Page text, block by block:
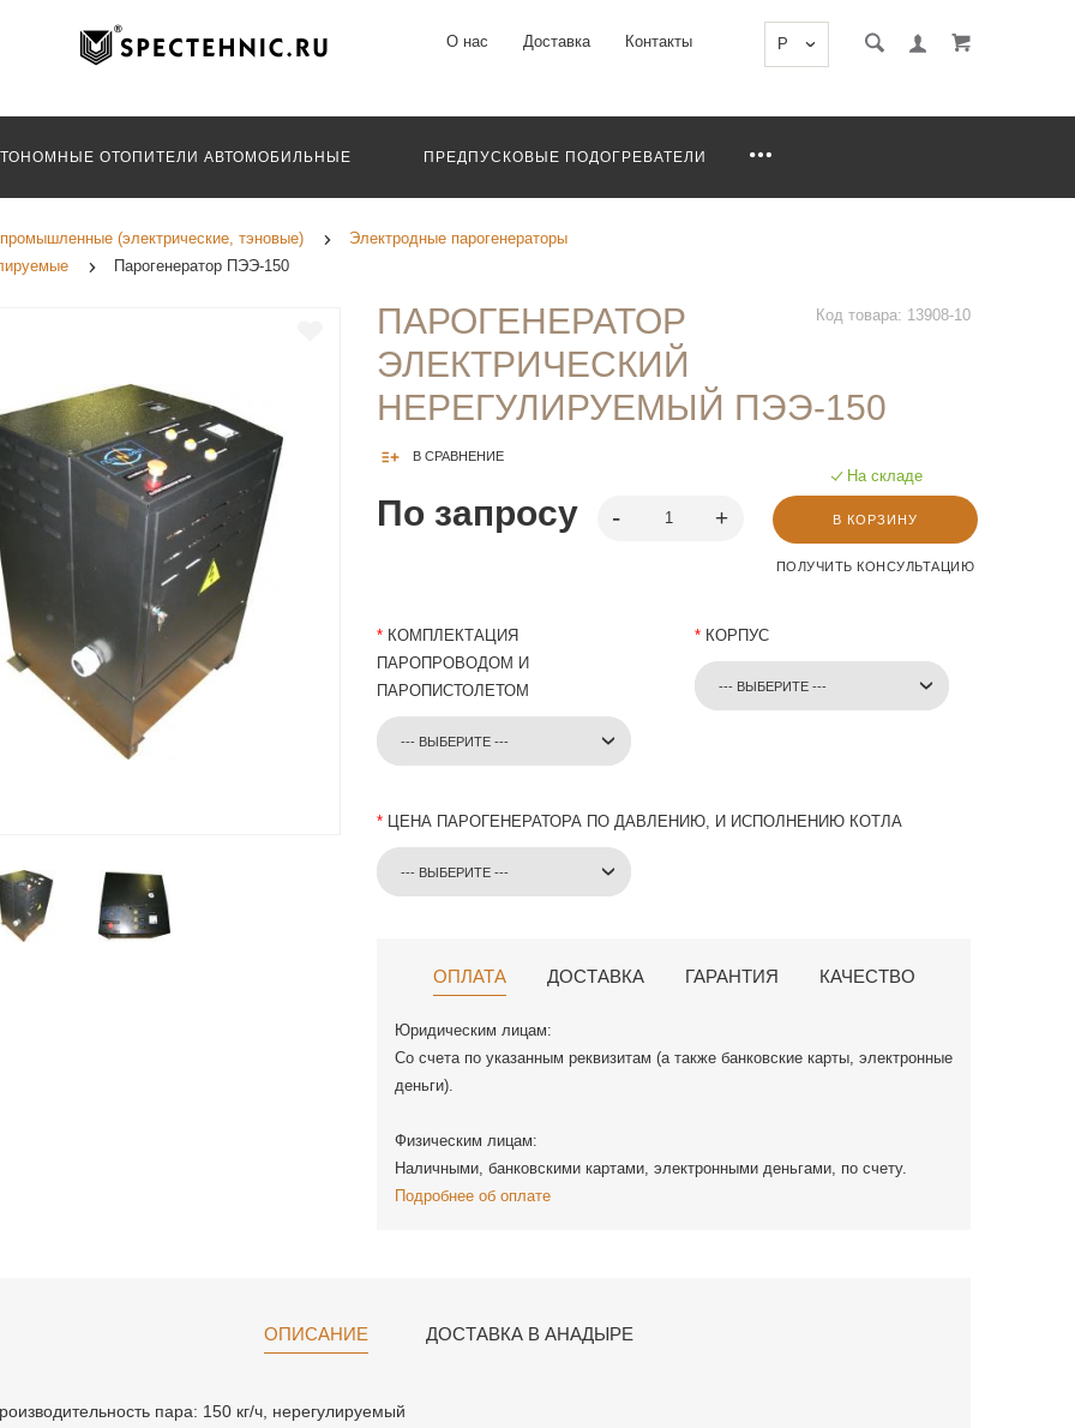
P
О нас Доставка Контакты
ОТОПИТЕЛИ АВТОМОБИЛЬНЫЕ ПРЕДПУСКОВЫЕ ПОДОГРЕВАТЕЛИ
(электрические, тэновые)
Электродные парогенераторы
Парогенератор ПЭЭ-150
Код товара: 13908-10
ПАРОГЕНЕРАТОР
ЭЛЕКТРИЧЕСКИЙ
НЕРЕГУЛИРУЕМЫЙ ПЭЭ-150
В СРАВНЕНИЕ
По запросу
На складе
В КОРЗИНУ
ПОЛУЧИТЬ КОНСУЛЬТАЦИЮ
* КОМПЛЕКТАЦИЯ
ПАРОПРОВОДОМ И
ПАРОПИСТОЛЕТОМ
--- ВЫБЕРИТЕ ---
* КОРПУС
--- ВЫБЕРИТЕ ---
* ЦЕНА ПАРОГЕНЕРАТОРА ПО ДАВЛЕНИЮ, И ИСПОЛНЕНИЮ КОТЛА
--- ВЫБЕРИТЕ ---
ОПЛАТА ДОСТАВКА ГАРАНТИЯ КАЧЕСТВО
Юридическим лицам:
Со счета по указанным реквизитам (а также банковские карты, электронные
деньги).
Физическим лицам:
Наличными, банковскими картами, электронными деньгами, по счету.
Подробнее об оплате
ОПИСАНИЕ ДОСТАВКА В АНАДЫРЕ
пара: 150 кг/ч, нерегулируемый